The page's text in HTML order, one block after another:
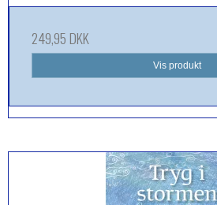
249,95 DKK
Vis produkt